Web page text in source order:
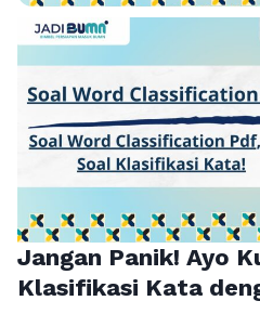
Jangan Panik! Ayo
Klasifikasi Kata